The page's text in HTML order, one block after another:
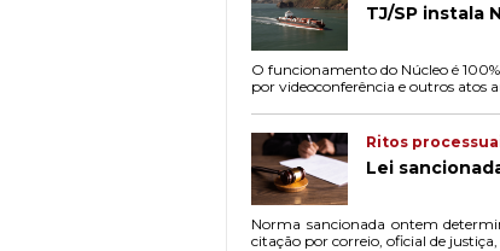
TJ/SP instala
O funcionamento do Núcleo é
por videoconferência e outros atos
Ritos
Lei
Norma sancionada ontem
citação por correio, oficial de justiça,